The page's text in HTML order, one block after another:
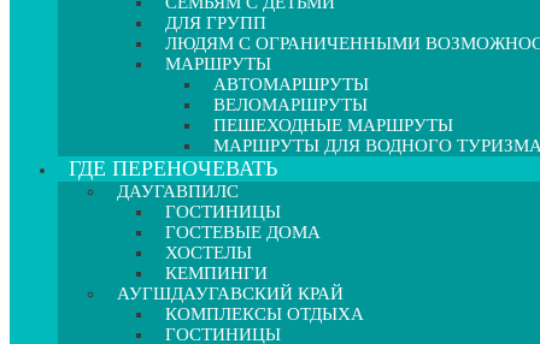
ДЛЯ ГРУПП
ЛЮДЯМ С ОГРАНИЧЕННЫМИ
МАРШРУТЫ
АВТОМАРШРУТЫ
ВЕЛОМАРШРУТЫ
ПЕШЕХОДНЫЕ МАРШРУТЫ
МАРШРУТЫ ДЛЯ ВОДНОГО ТУРИЗМА
ГДЕ ПЕРЕНОЧЕВАТЬ
ДАУГАВПИЛС
ГОСТИНИЦЫ
ГОСТЕВЫЕ ДОМА
ХОСТЕЛЫ
КЕМПИНГИ
АУГШДАУГАВСКИЙ КРАЙ
КОМПЛЕКСЫ ОТДЫХА
ГОСТИНИЦЫ